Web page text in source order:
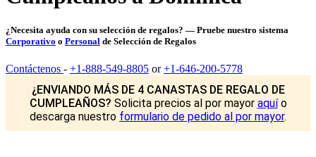
¿Necesita ayuda con su selección de regalos? — Pruebe nuestro sistema
Corporativo o Personal de Selección de Regalos
Contáctenos - +1-888-549-8805 or+1-646-200-5778
¿ENVIANDO MÁS DE 4 CANASTAS DE REGALO DE
CUMPLEAÑOS? Solicita precios al por mayor aquío
descarga nuestro formulario de pedido al por mayor.